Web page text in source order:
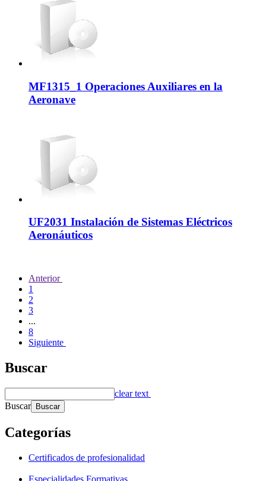
MF1315_1 Operaciones Auxiliares en la
Aeronave
UF2031 Instalación de Sistemas Eléctricos
Aeronáuticos
Anterior
1
2
3
...
8
Siguiente
Buscar
clear text
Buscar
Categorías
Certificados de profesionalidad
Especialidades Formativas